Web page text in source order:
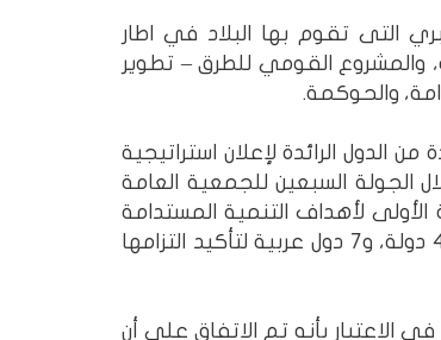
التى تقوم بها البلاد في اطار
والمشروع القومي للطرق – تطوير
والحوكمة.
التنمية المستدامة: رؤية مصر 2030 في فبراير 2016، لتصبح واحدة من الدول الرائدة لإعلان استراتيجية
الجولة السبعين للجمعية العامة
في المراجعة الوطنية الأولى لأهداف التنمية المستدامة
(تقرير المراجعة الوطنية 2016)، وتقوم حاليا بالمشاركة طوعياً في المراجعة الوطنية لعام 2018 ضمن 47 دولة، و7 دول عربية لتأكيد التزامها
الاعتبار بأنه تم الاتفاق علي أن